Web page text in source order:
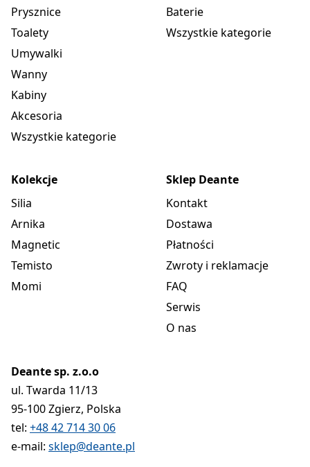
Prysznice
Toalety
Umywalki
Wanny
Kabiny
Akcesoria
Wszystkie kategorie
Baterie
Wszystkie kategorie
Kolekcje
Silia
Arnika
Magnetic
Temisto
Momi
Sklep Deante
Kontakt
Dostawa
Płatności
Zwroty i reklamacje
FAQ
Serwis
O nas
Deante sp. z.o.o
ul. Twarda 11/13
95-100 Zgierz, Polska
tel: +48 42 714 30 06
e-mail: sklep@deante.pl